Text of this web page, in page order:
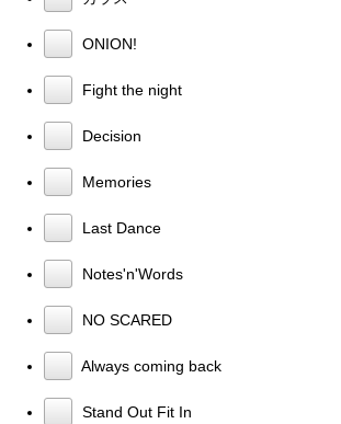
ONION!
Fight the night
Decision
Memories
Last Dance
Notes'n'Words
NO SCARED
Always coming back
Stand Out Fit In